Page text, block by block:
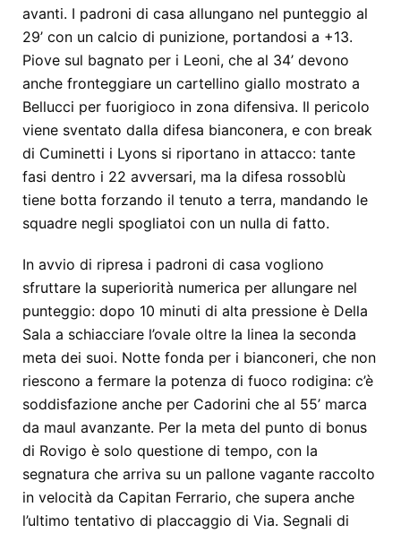
avanti. I padroni di casa allungano nel punteggio al
29’ con un calcio di punizione, portandosi a +13.
Piove sul bagnato per i Leoni, che al 34’ devono
anche fronteggiare un cartellino giallo mostrato a
Bellucci per fuorigioco in zona difensiva. Il pericolo
viene sventato dalla difesa bianconera, e con break
di Cuminetti i Lyons si riportano in attacco: tante
fasi dentro i 22 avversari, ma la difesa rossoblù
tiene botta forzando il tenuto a terra, mandando le
squadre negli spogliatoi con un nulla di fatto.
In avvio di ripresa i padroni di casa vogliono
sfruttare la superiorità numerica per allungare nel
punteggio: dopo 10 minuti di alta pressione è Della
Sala a schiacciare l’ovale oltre la linea la seconda
meta dei suoi. Notte fonda per i bianconeri, che non
riescono a fermare la potenza di fuoco rodigina: c’è
soddisfazione anche per Cadorini che al 55’ marca
da maul avanzante. Per la meta del punto di bonus
di Rovigo è solo questione di tempo, con la
segnatura che arriva su un pallone vagante raccolto
in velocità da Capitan Ferrario, che supera anche
l’ultimo tentativo di placcaggio di Via. Segnali di